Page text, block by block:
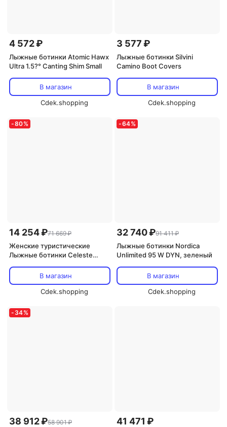
4 572 ₽
Лыжные ботинки Atomic Hawx
Ultra 1.5?° Canting Shim Small
В магазин
Cdek.shopping
3 577 ₽
Лыжные ботинки Silvini
Camino Boot Covers
В магазин
Cdek.shopping
-80%
14 254 ₽71 669 ₽
Женские туристические
Лыжные ботинки Celeste
В магазин
Cdek.shopping
-64%
32 740 ₽91 411 ₽
Лыжные ботинки Nordica
Unlimited 95 W DYN, зеленый
В магазин
Cdek.shopping
- 34%
38 912 ₽58 901 ₽ 41 471 ₽